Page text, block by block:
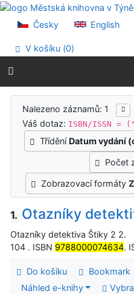
Přejít na obsah
Přejít na menu
Prohlášení o webové
Česky English
V košíku (0)
Výsledky
Nalezeno záznamů: 1
Váš dotaz: ISBN/ISSN =
Třídění Datum vydání
Počet
Zobrazovací formáty
1. Otazníky
Otazníky detektiva Štiky 2 2.
104 . ISBN 9788000074634.
Do košíku Bookmark
Náhled e-knihy